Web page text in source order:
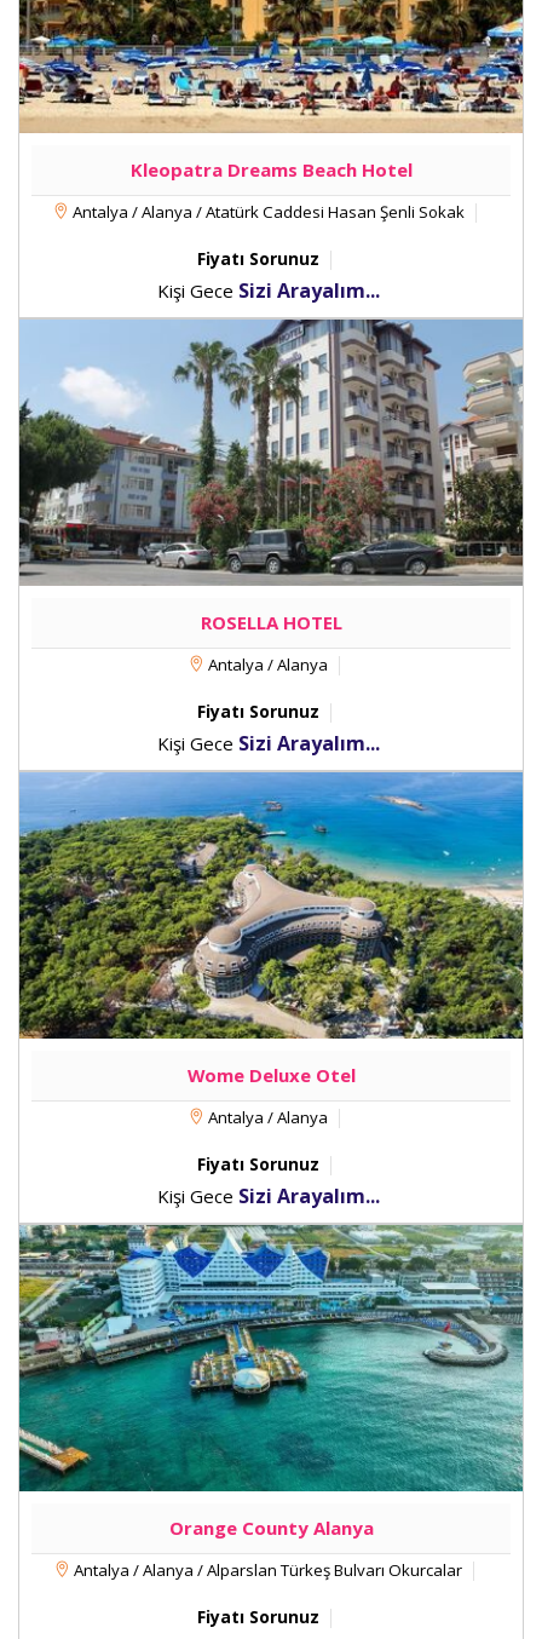
Kleopatra Dreams Beach Hotel
Antalya / Alanya / Atatürk Caddesi Hasan Şenli Sokak
Fiyatı Sorunuz
Kişi Gece Sizi Arayalım...
ROSELLA HOTEL
Antalya / Alanya
Fiyatı Sorunuz
Kişi Gece Sizi Arayalım...
Wome Deluxe Otel
Antalya / Alanya
Fiyatı Sorunuz
Kişi Gece Sizi Arayalım...
Orange County Alanya
Antalya / Alanya / Alparslan Türkeş Bulvarı Okurcalar
Fiyatı Sorunuz